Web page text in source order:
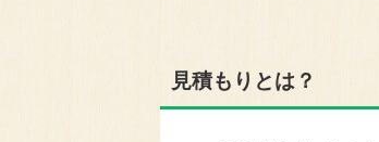
見積もりとは？